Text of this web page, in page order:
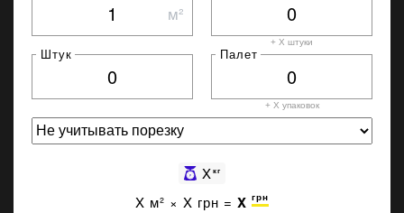
м²
+ X штуки
Штук Палет
+ X упаковок
Xкг
X м² × X грн = X грн